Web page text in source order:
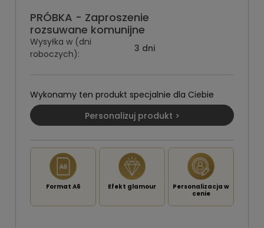
PRÓBKA - Zaproszenie
rozsuwane komunijne
Wysyłka w (dni
roboczych):
3 dni
Wykonamy ten produkt specjalnie dla Ciebie
Personalizuj produkt >
Format A6 Efekt glamour
Personalizacja w
cenie